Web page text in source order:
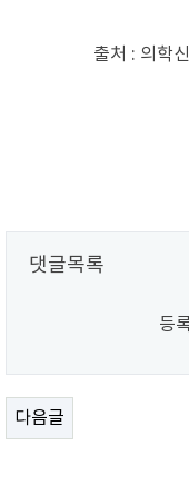
출처 : 의학
댓글목록
등
다음글